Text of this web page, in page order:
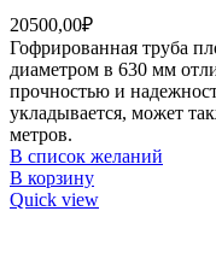
20500,00₽
Гофрированная труба
диаметром в 630 мм
прочностью и
укладывается, может
метров.
В список желаний
В корзину
Quick view